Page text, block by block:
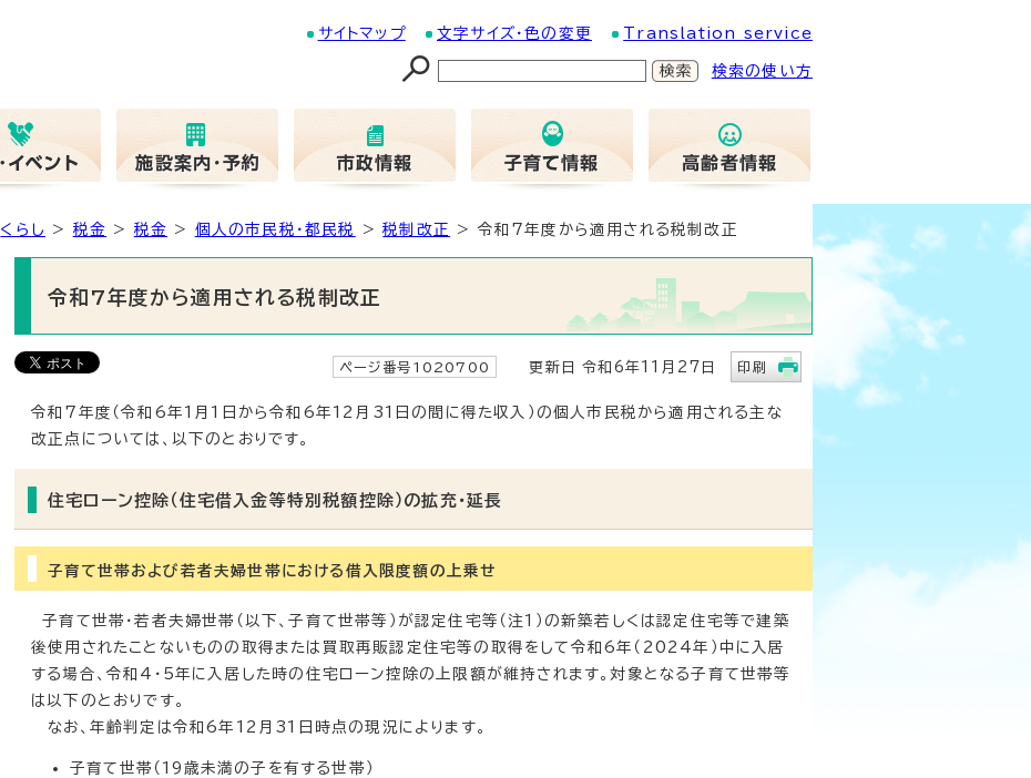
サイトマップ 文字サイズ・色の変更 Translation service
検索の使い方
くらし > 税金 > 税金 > 個人の市民税・都民税 >税制改正 > 令和7年度から適用される税制改正
令和7年度から適用される税制改正
ページ番号1020700 更新日 令和6年11月27日 印刷
令和7年度（令和6年1月1日から令和6年12月31日の間に得た収入）の個人市民税から適用される主な
改正点については、以下のとおりです。
住宅ローン控除（住宅借入金等特別税額控除）の拡充・延長
子育て世帯および若者夫婦世帯における借入限度額の上乗せ
子育て世帯・若者夫婦世帯（以下、子育て世帯等）が認定住宅等（注1）の新築若しくは認定住宅等で建築
後使用されたことないものの取得または買取再販認定住宅等の取得をして令和6年（2024年）中に入居
する場合、令和4・5年に入居した時の住宅ローン控除の上限額が維持されます。対象となる子育て世帯等
は以下のとおりです。
なお、年齢判定は令和6年12月31日時点の現況によります。
子育て世帯（19歳未満の子を有する世帯）